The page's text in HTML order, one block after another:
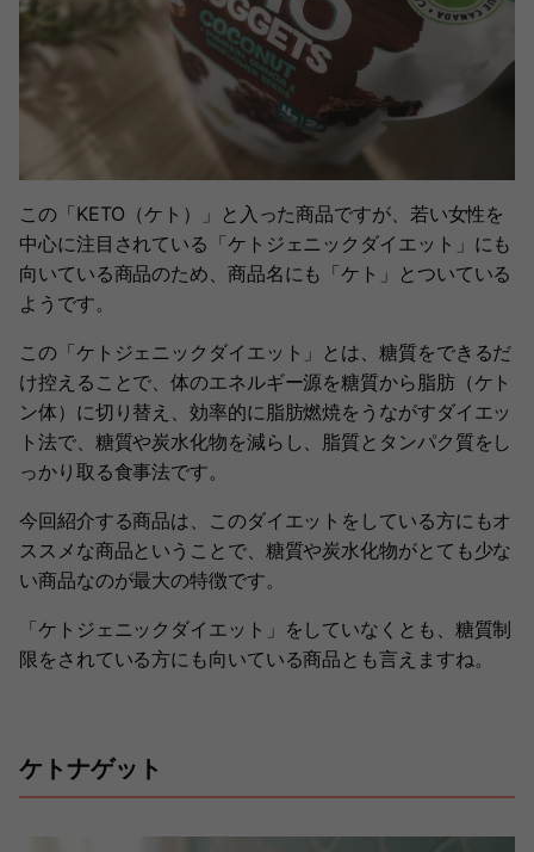
この「KETO（ケト）」と入った商品ですが、若い女性を
中心に注目されている「ケトジェニックダイエット」にも
向いている商品のため、商品名にも「ケト」とついている
ようです。
この「ケトジェニックダイエット」とは、糖質をできるだ
け控えることで、体のエネルギー源を糖質から脂肪（ケト
ン体）に切り替え、効率的に脂肪燃焼をうながすダイエッ
ト法で、糖質や炭水化物を減らし、脂質とタンパク質をし
っかり取る食事法です。
今回紹介する商品は、このダイエットをしている方にもオ
ススメな商品ということで、糖質や炭水化物がとても少な
い商品なのが最大の特徴です。
「ケトジェニックダイエット」をしていなくとも、糖質制
限をされている方にも向いている商品とも言えますね。
ケトナゲット